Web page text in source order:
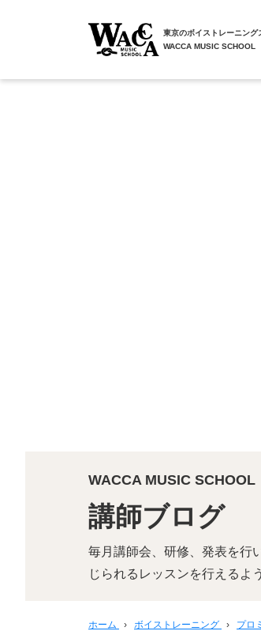
東京のボイストレーニング
WACCA MUSIC SCHOOL
WACCA MUSIC SCHOOL
講師ブログ
毎月講師会、研修、発表を行
じられるレッスンを行えるよ
ホーム › ボイストレーニング › プロ